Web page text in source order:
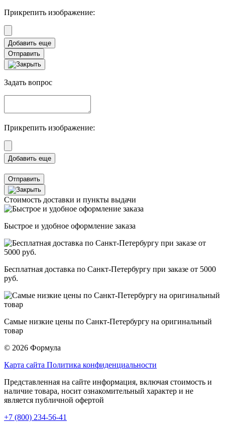
Прикрепить изображение:
Отправить
Задать вопрос
Прикрепить изображение:
Отправить
Стоимость доставки и пункты выдачи
Быстрое и удобное оформление заказа
Бесплатная доставка по Санкт-Петербургу при заказе от 5000
руб.
Самые низкие цены по Санкт-Петербургу на оригинальный
товар
© 2026 Формула
Карта сайта Политика конфиденциальности
Представленная на сайте информация, включая стоимость и
наличие товара, носит ознакомительный характер и не
является публичной офертой
+7 (800) 234-56-41